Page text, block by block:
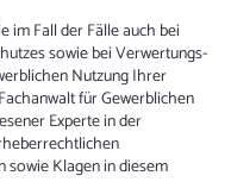
im Fall der Fälle auch bei
sowie bei Verwertungs-
Nutzung Ihrer
für Gewerblichen
Experte in der
sowie Klagen in diesem